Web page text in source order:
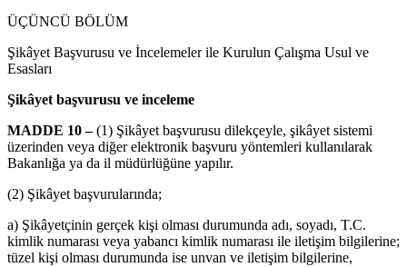
ÜÇÜNCÜ BÖLÜM
Şikâyet Başvurusu ve İncelemeler ile Kurulun Çalışma Usul ve
Esasları
Şikâyet başvurusu ve inceleme
MADDE 10 –(1) Şikâyet başvurusu dilekçeyle, şikâyet sistemi
üzerinden veya diğer elektronik başvuru yöntemleri kullanılarak
Bakanlığa ya da il müdürlüğüne yapılır.
(2) Şikâyet başvurularında;
a) Şikâyetçinin gerçek kişi olması durumunda adı, soyadı, T.C.
kimlik numarası veya yabancı kimlik numarası ile iletişim bilgilerine;
tüzel kişi olması durumunda ise unvan ve iletişim bilgilerine,